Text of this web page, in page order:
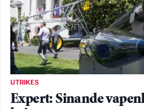
UTRIKES
Expert: Sinande